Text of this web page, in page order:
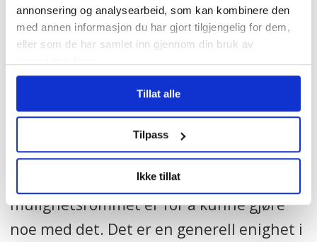
annonsering og analysearbeid, som kan kombinere den
med annen informasjon du har gjort tilgjengelig for dem,
eller som de har samlet inn gjennom din bruk av
Tillat alle
Tilpass
Ikke tillat
Sykelønna er fredet ut
2028, mener LO
– Vi skal se på hva vi egentlig vet som
påvirker sykefraværet, og hvor
mulighetsrommet er for å kunne gjøre
noe med det. Det er en generell enighet i